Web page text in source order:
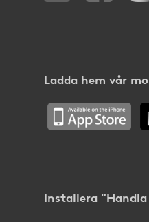
Ladda hem vår
Installera